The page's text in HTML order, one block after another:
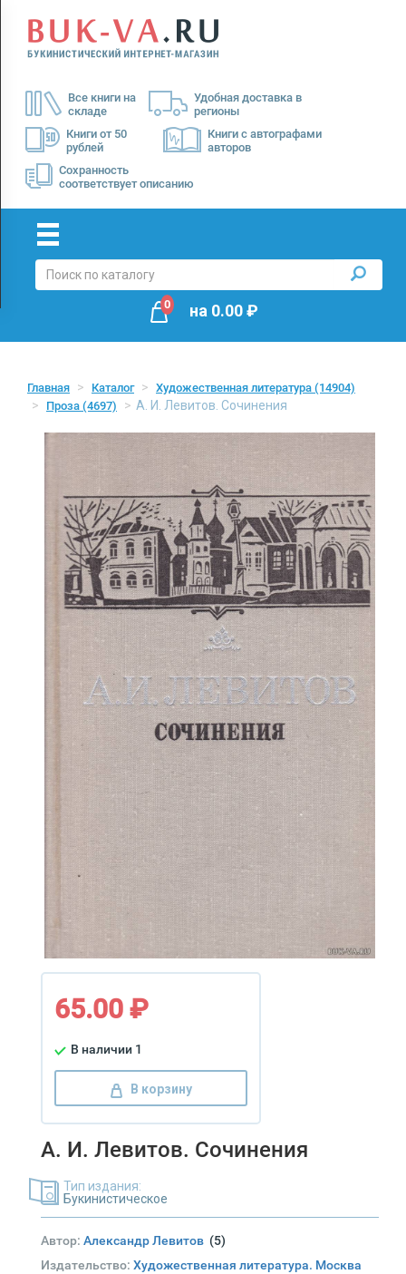
Все книги на
складе
Удобная доставка в
регионы
Книги от 50
рублей
Книги с автографами
авторов
Сохранность
соответствует описанию
Menu
Доставка
Оплата
0 на 0.00₽
Главная Каталог Художественная литература (14904)
Проза (4697) А. И. Левитов. Сочинения
65.00 ₽
В наличии 1
В корзину
А. И. Левитов. Сочинения
Тип издания:
Букинистическое
Автор: Александр Левитов (5)
Издательство: Художественная литература. Москва